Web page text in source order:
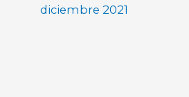
diciembre 2021